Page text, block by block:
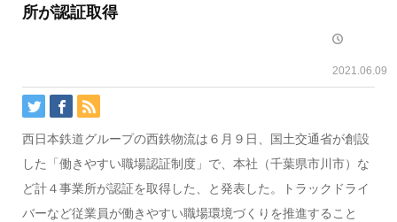
所が認証取得
2021.06.09
西日本鉄道グループの西鉄物流は６月９日、国土交通省が創設
した「働きやすい職場認証制度」で、本社（千葉県市川市）な
ど計４事業所が認証を取得した、と発表した。トラックドライ
バーなど従業員が働きやすい職場環境づくりを推進すること